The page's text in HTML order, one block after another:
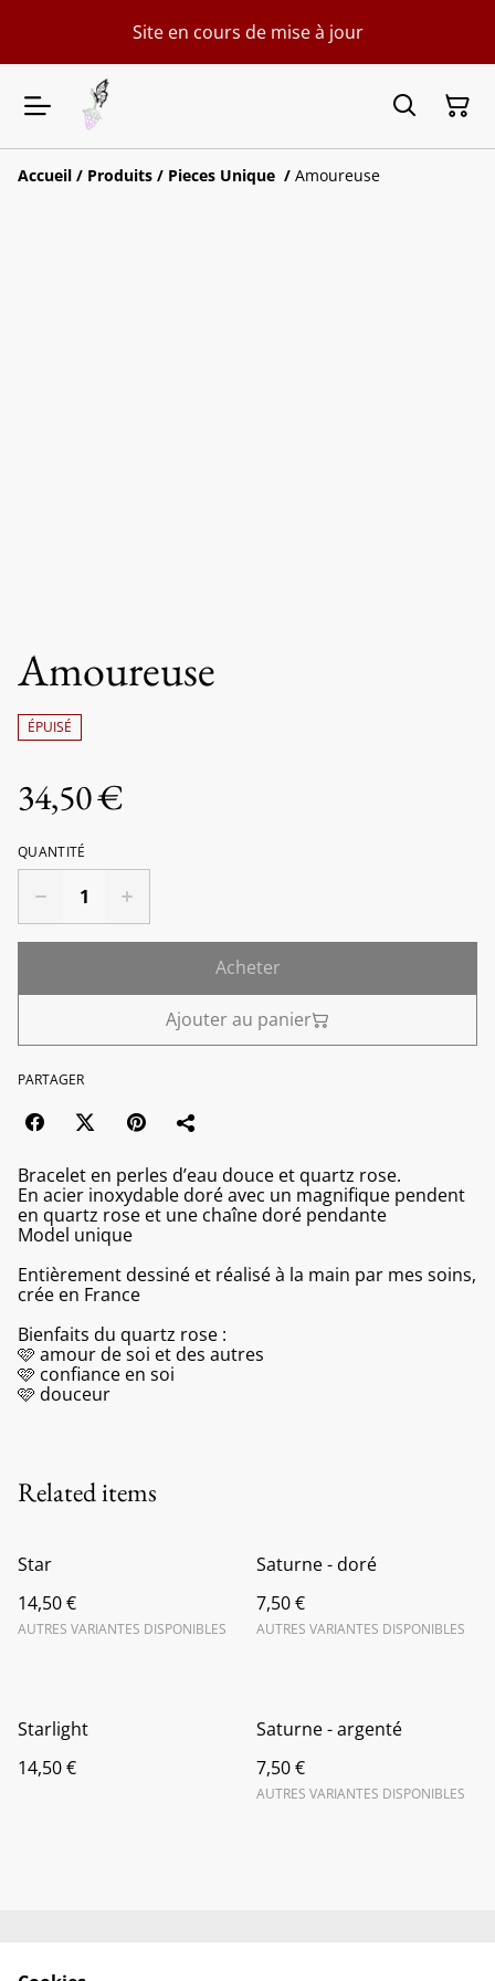
Site en cours de mise à jour
Accueil / Produits / Pieces Unique / Amoureuse
Amoureuse
ÉPUISÉ
34,50 €
QUANTITÉ
Acheter
Ajouter au panier
PARTAGER
Bracelet en perles d’eau douce et quartz rose.
En acier inoxydable doré avec un magnifique pendent
en quartz rose et une chaîne doré pendante
Model unique
Entièrement dessiné et réalisé à la main par mes soins,
crée en France
Bienfaits du quartz rose :
🩷 amour de soi et des autres
🩷 confiance en soi
🩷 douceur
Related items
Star
14,50 €
AUTRES VARIANTES DISPONIBLES
Saturne - doré
7,50 €
AUTRES VARIANTES DISPONIBLES
Starlight
14,50 €
Saturne - argenté
7,50 €
AUTRES VARIANTES DISPONIBLES